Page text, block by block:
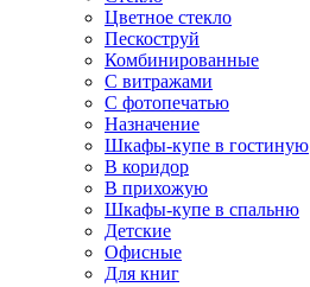
Цветное стекло
Пескоструй
Комбинированные
С витражами
С фотопечатью
Назначение
Шкафы-купе в гостиную
В коридор
В прихожую
Шкафы-купе в спальню
Детские
Офисные
Для книг